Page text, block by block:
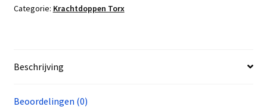
Categorie: Krachtdoppen Torx
Beschrijving
Beoordelingen (0)